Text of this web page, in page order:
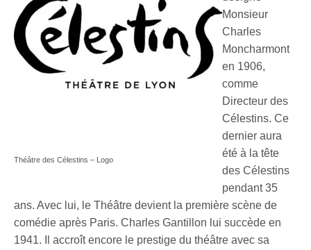
Théâtre des Célestins – Logo
Monsieur
Charles
Moncharmont
en 1906,
comme
Directeur des
Célestins. Ce
dernier aura
été à la tête
des Célestins
pendant 35
ans. Avec lui, le Théâtre devient la première scène de
comédie après Paris. Charles Gantillon lui succède en
1941. Il accroît encore le prestige du théâtre avec sa